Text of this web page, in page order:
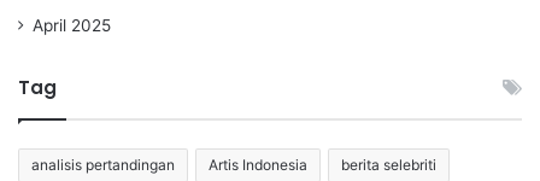
April 2025
Tag
analisis pertandingan Artis Indonesia berita selebriti